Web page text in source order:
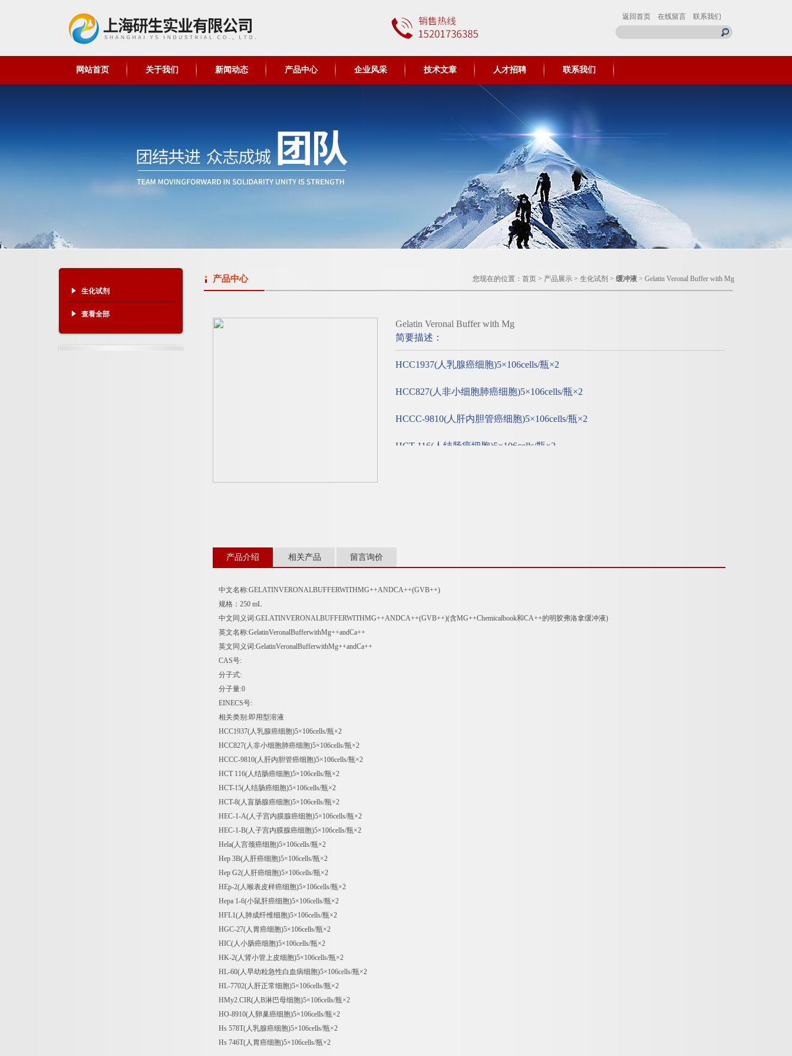
返回首页 在线留言 联系我们
网站首页 关于我们 新闻动态 产品中心 企业风采 技术文章 人才招聘 联系我们
生化试剂
查看全部
产品中心 您现在的位置： 首页 > 产品展示 > 生化试剂 > 缓冲液 > Gelatin Veronal Buffer with Mg
Gelatin Veronal Buffer with Mg
简要描述：
HCC1937(人乳腺癌细胞)5×106cells/瓶×2
HCC827(人非小细胞肺癌细胞)5×106cells/瓶×2
HCCC-9810(人肝内胆管癌细胞)5×106cells/瓶×2
HCT 116(人结肠癌细胞)5×106cells/瓶×2
产品介绍 相关产品 留言询价
中文名称:GELATINVERONALBUFFERWITHMG++ANDCA++(GVB++)
规格：250 mL
中文同义词:GELATINVERONALBUFFERWITHMG++ANDCA++(GVB++)(含MG++Chemicalbook和CA++的明胶弗洛拿缓冲液)
英文名称:GelatinVeronalBufferwithMg++andCa++
英文同义词:GelatinVeronalBufferwithMg++andCa++
CAS号:
分子式:
分子量:0
EINECS号:
相关类别:即用型溶液
HCC1937(人乳腺癌细胞)5×106cells/瓶×2
HCC827(人非小细胞肺癌细胞)5×106cells/瓶×2
HCCC-9810(人肝内胆管癌细胞)5×106cells/瓶×2
HCT 116(人结肠癌细胞)5×106cells/瓶×2
HCT-15(人结肠癌细胞)5×106cells/瓶×2
HCT-8(人盲肠腺癌细胞)5×106cells/瓶×2
HEC-1-A(人子宫内膜腺癌细胞)5×106cells/瓶×2
HEC-1-B(人子宫内膜腺癌细胞)5×106cells/瓶×2
Hela(人宫颈癌细胞)5×106cells/瓶×2
Hep 3B(人肝癌细胞)5×106cells/瓶×2
Hep G2(人肝癌细胞)5×106cells/瓶×2
HEp-2(人喉表皮样癌细胞)5×106cells/瓶×2
Hepa 1-6(小鼠肝癌细胞)5×106cells/瓶×2
HFL1(人肺成纤维细胞)5×106cells/瓶×2
HGC-27(人胃癌细胞)5×106cells/瓶×2
HIC(人小肠癌细胞)5×106cells/瓶×2
HK-2(人肾小管上皮细胞)5×106cells/瓶×2
HL-60(人早幼粒急性白血病细胞)5×106cells/瓶×2
HL-7702(人肝正常细胞)5×106cells/瓶×2
HMy2.CIR(人B淋巴母细胞)5×106cells/瓶×2
HO-8910(人卵巢癌细胞)5×106cells/瓶×2
Hs 578T(人乳腺癌细胞)5×106cells/瓶×2
Hs 746T(人胃癌细胞)5×106cells/瓶×2